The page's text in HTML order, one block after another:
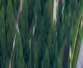
等制
等机
五是